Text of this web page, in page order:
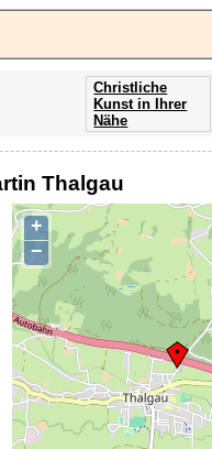
Christliche
Kunst in Ihrer
Nähe
Thalgau
+
−